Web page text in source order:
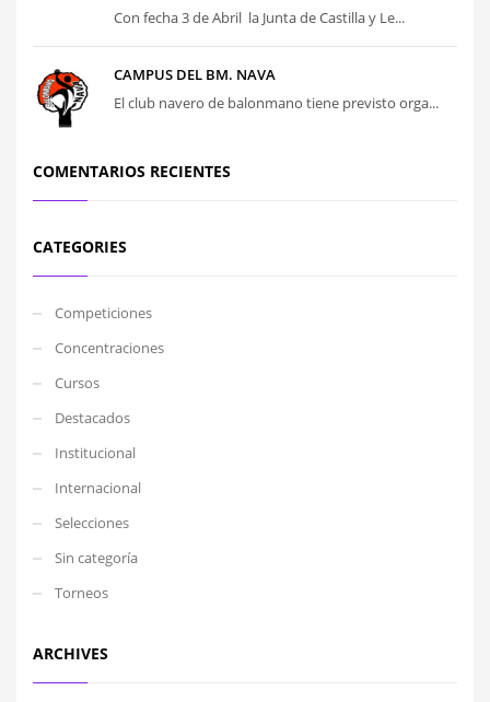
Con fecha 3 de Abril la Junta de Castilla y Le...
CAMPUS DEL BM. NAVA
El club navero de balonmano tiene previsto orga...
COMENTARIOS RECIENTES
CATEGORIES
Competiciones
Concentraciones
Cursos
Destacados
Institucional
Internacional
Selecciones
Sin categoría
Torneos
ARCHIVES